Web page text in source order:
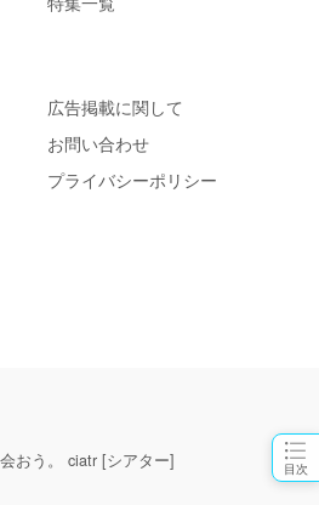
目次
広告掲載に関して
お問い合わせ
プライバシーポリシー
おう。 ciatr [シアター]